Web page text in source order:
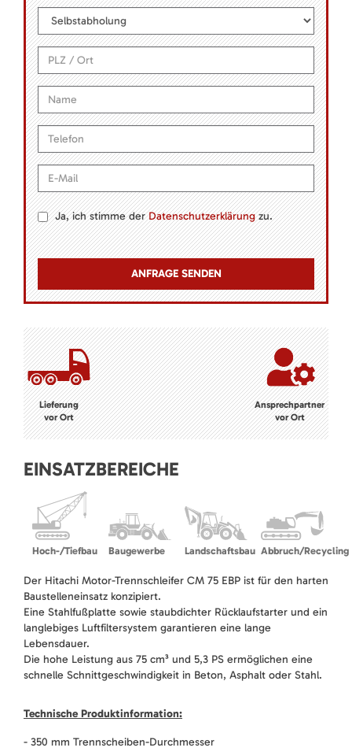
Ja, ich stimme derDatenschutzerklärungzu.
Lieferung
vor Ort
Ansprechpartner
vor Ort
EINSATZBEREICHE
Hoch-/Tiefbau Baugewerbe Landschaftsbau Abbruch/Recycling
Der Hitachi Motor-Trennschleifer CM 75 EBP ist für den harten
Baustelleneinsatz konzipiert.
Eine Stahlfußplatte sowie staubdichter Rücklaufstarter und ein
langlebiges Luftfiltersystem garantieren eine lange
Lebensdauer.
Die hohe Leistung aus 75 cm³ und 5,3 PS ermöglichen eine
schnelle Schnittgeschwindigkeit in Beton, Asphalt oder Stahl.
Technische Produktinformation:
- 350 mm Trennscheiben-Durchmesser